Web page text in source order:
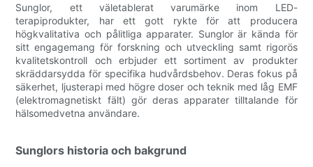
Sunglor, ett väletablerat varumärke inom LED-
terapiprodukter, har ett gott rykte för att producera
högkvalitativa och pålitliga apparater. Sunglor är kända för
sitt engagemang för forskning och utveckling samt rigorös
kvalitetskontroll och erbjuder ett sortiment av produkter
skräddarsydda för specifika hudvårdsbehov. Deras fokus på
säkerhet, ljusterapi med högre doser och teknik med låg EMF
(elektromagnetiskt fält) gör deras apparater tilltalande för
hälsomedvetna användare.
Sunglors historia och bakgrund